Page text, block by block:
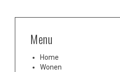
Menu
Home
Wonen